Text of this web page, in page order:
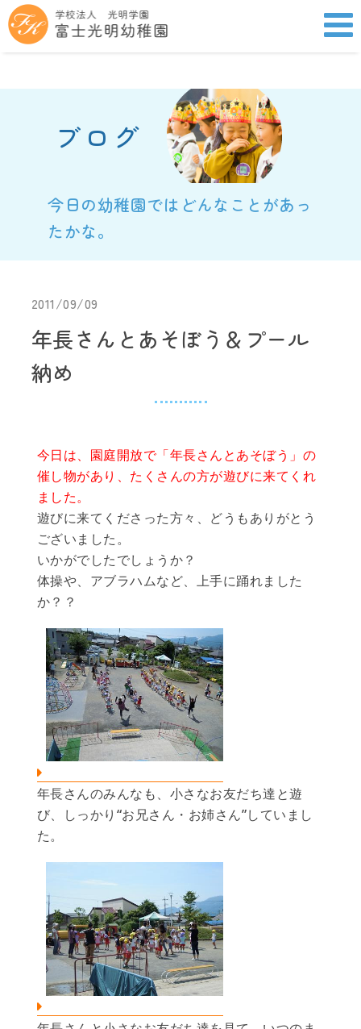
ブログ
今日の幼稚園ではどんなことがあっ
たかな。
2011/09/09
年長さんとあそぼう＆プール
納め
今日は、園庭開放で「年長さんとあそぼう」の
催し物があり、たくさんの方が遊びに来てくれ
ました。
遊びに来てくださった方々、どうもありがとう
ございました。
いかがでしたでしょうか？
体操や、アブラハムなど、上手に踊れました
か？？
年長さんのみんなも、小さなお友だち達と遊
び、しっかり“お兄さん・お姉さん”していまし
た。